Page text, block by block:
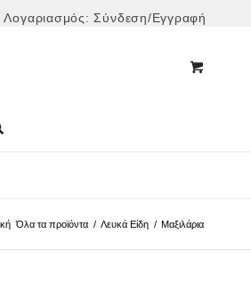
Λογαριασμός: Σύνδεση/Εγγραφή
Όλα τα προϊόντα / Λευκά Είδη / Μαξιλάρια